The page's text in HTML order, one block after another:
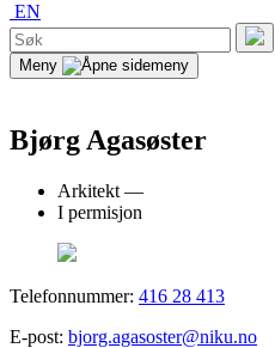
EN
Søk
etter:
Søk
Meny
Bjørg Agasøster
Arkitekt —
I permisjon
Telefonnummer: 416 28 413
E-post: bjorg.agasoster@niku.no